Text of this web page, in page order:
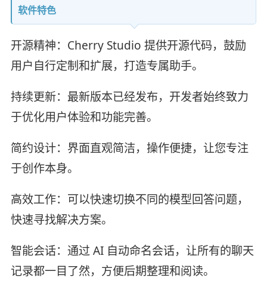
软件特色
开源精神：Cherry Studio 提供开源代码，鼓励
用户自行定制和扩展，打造专属助手。
持续更新：最新版本已经发布，开发者始终致力
于优化用户体验和功能完善。
简约设计：界面直观简洁，操作便捷，让您专注
于创作本身。
高效工作：可以快速切换不同的模型回答问题，
快速寻找解决方案。
智能会话：通过 AI 自动命名会话，让所有的聊天
记录都一目了然，方便后期整理和阅读。